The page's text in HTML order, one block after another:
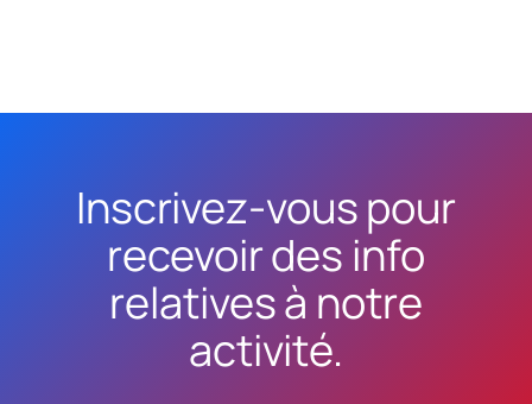
Inscrivez-vous pour
recevoir des info
relatives à notre
activité.